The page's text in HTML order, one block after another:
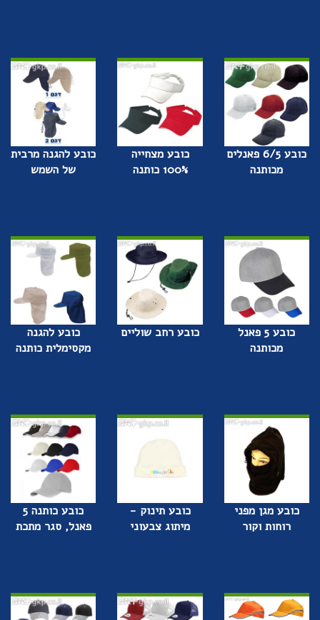
כובע 6/5 פאנלים
מכותנה
כובע מצחייה
100% כותנה
כובע להגנה מרבית
של השמש
כובע 5 פאנל
מכותנה
כובע רחב שוליים
כובע להגנה
מקסימלית כותנה
כובע מגן מפני
רוחות וקור
כובע תינוק -
מיתוג צבעוני
כובע כותנה 5
פאנל, סגר מתכת